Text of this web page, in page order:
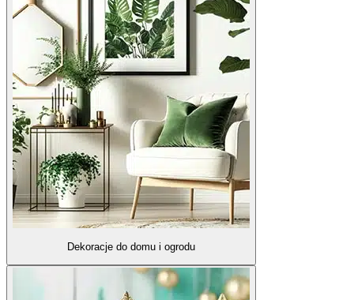
Dekoracje do domu i ogrodu